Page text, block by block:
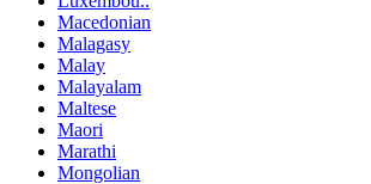
Macedonian
Malagasy
Malay
Malayalam
Maltese
Maori
Marathi
Mongolian